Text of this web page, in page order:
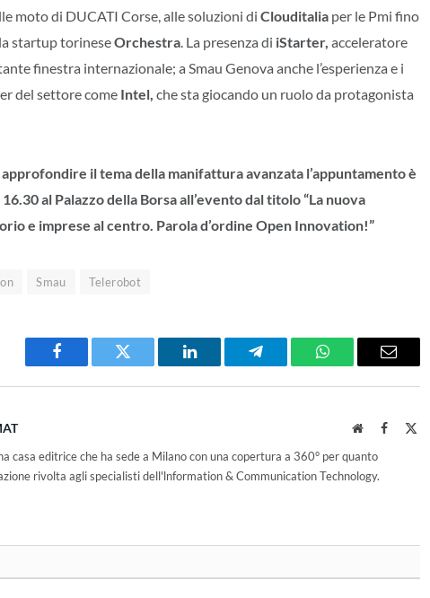
moto di DUCATI Corse, alle soluzioni di Clouditalia per le Pmi fino
startup torineseOrchestra. La presenza di iStarter, acceleratore
finestra internazionale; a Smau Genova anche l’esperienza e i
del settore come Intel, che sta giocando un ruolo da protagonista
il tema della manifattura avanzata l’appuntamento è
al Palazzo della Borsa all’evento dal titolo “La nuova
e imprese al centro. Parola d’ordine Open Innovation!”
Smau Telerobot
Facebook Twitter LinkedIn Telegram WhatsAppEmail
WebsiteFacebook
casa editrice che ha sede a Milano con una copertura a 360° per quanto
rivolta agli specialisti dell'lnformation & Communication Technology.